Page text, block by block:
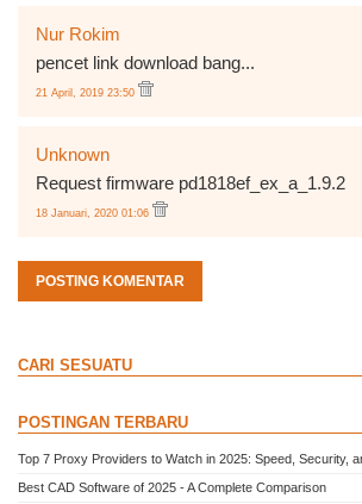
Nur Rokim
pencet link download bang...
21 April, 2019 23:50
Unknown
Request firmware pd1818ef_ex_a_1.9.2
18 Januari, 2020 01:06
POSTING KOMENTAR
CARI SESUATU
POSTINGAN TERBARU
Top 7 Proxy Providers to Watch in 2025: Speed, Security,
Best CAD Software of 2025 - A Complete Comparison